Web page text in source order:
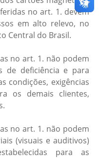
no art. 1. devem
em alto relevo, no
Central do Brasil.
no art. 1. não podem
de deficiência e para
condições, exigências
os demais clientes,
no art. 1. não podem
(visuais e auditivos)
para as